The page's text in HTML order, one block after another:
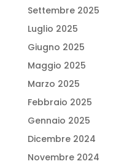
Settembre 2025
Luglio 2025
Giugno 2025
Maggio 2025
Marzo 2025
Febbraio 2025
Gennaio 2025
Dicembre 2024
Novembre 2024